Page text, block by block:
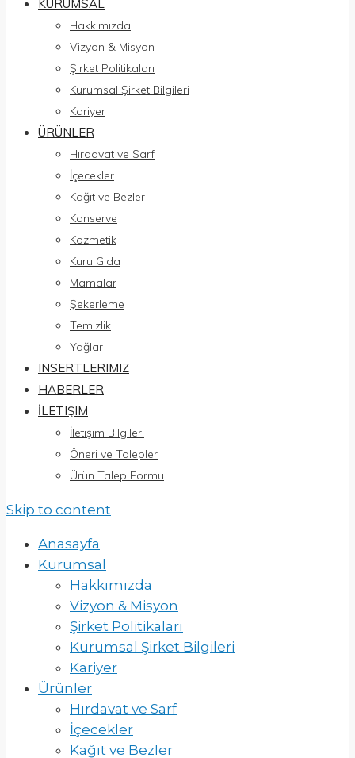
KURUMSAL
Hakkımızda
Vizyon & Misyon
Şirket Politikaları
Kurumsal Şirket Bilgileri
Kariyer
ÜRÜNLER
Hırdavat ve Sarf
İçecekler
Kağıt ve Bezler
Konserve
Kozmetik
Kuru Gıda
Mamalar
Şekerleme
Temizlik
Yağlar
INSERTLERIMIZ
HABERLER
İLETIŞIM
İletişim Bilgileri
Öneri ve Talepler
Ürün Talep Formu
Skip to content
Anasayfa
Kurumsal
Hakkımızda
Vizyon & Misyon
Şirket Politikaları
Kurumsal Şirket Bilgileri
Kariyer
Ürünler
Hırdavat ve Sarf
İçecekler
Kağıt ve Bezler